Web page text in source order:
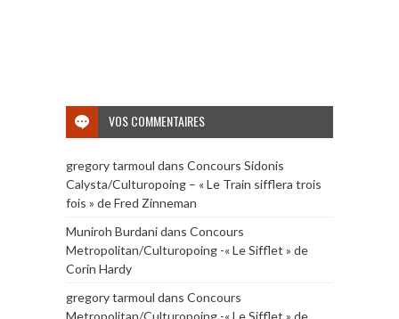
VOS COMMENTAIRES
gregory tarmoul dans Concours Sidonis
Calysta/Culturopoing – « Le Train sifflera trois
fois » de Fred Zinneman
Muniroh Burdanidans Concours
Metropolitan/Culturopoing -« Le Sifflet » de
Corin Hardy
gregory tarmoul dans Concours
Metropolitan/Culturopoing -« Le Sifflet » de